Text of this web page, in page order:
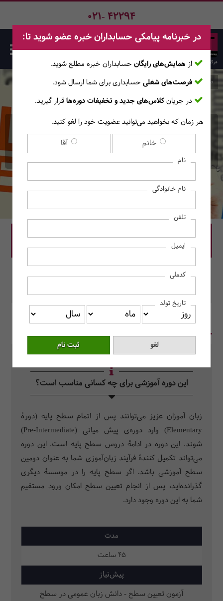
021- 42294
زبان انگلیسی عمومی - سطح
Pre-Intermediate
صفحه اصلی دوره‌ها
قیمت دوره: 3,000,000 ریال
در این دوره رزرو کنید.
محل برگزاری: مرکز آموزش حسابداران خبره
در یک نگاه سرفصل دروس سوالات متداول
این دوره آموزشی برای چه کسانی مناسب است؟
زبان آموزان عزیز می‌توانند پس از اتمام سطح پایه (دورۀ
Elementary) وارد دوره‌ی پیش میانی (Pre-Intermediate)
شوند. این دوره در ادامۀ دروس سطح پایه است. این دوره
می‌تواند تکمیل کنندۀ فرآیند زبان‌آموزی شما به عنوان دومین
سطح آموزشی باشد. اگر سطح پایه را در موسسۀ دیگری
گذرانده‌اید، پس از انجام تعیین سطح امکان ورود مستقیم
شما به این دوره وجود دارد.
مدت
45 ساعت
پیش‌نیاز
آزمون تعیین سطح - دانش زبان عمومی در سطح
در خبرنامه پیامکی حسابداران خبره عضو شوید تا:
از همایش‌های رایگان حسابداران خبره مطلع ‎شوید.
فرصت‌های شغلی حسابداری برای شما ارسال شود.
در جریانکلاس‌های جدید و تخفیفات دوره‌هاقرار گیرید.
هر زمان که بخواهید می‌توانید عضویت خود را لغو کنید.
خانم آقا
نام
نام خانوادگی
تلفن
ایمیل
کدملی
تاریخ تولد